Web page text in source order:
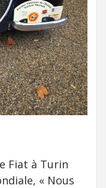
Fiat à Turin
« Nous